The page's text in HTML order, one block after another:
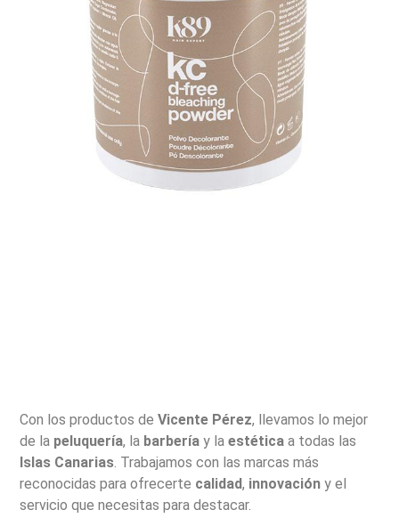
Con los productos deVicente Pérez, llevamos lo mejor
de la peluquería, la barbería y laestética a todas las
Islas Canarias. Trabajamos con las marcas más
reconocidas para ofrecerte calidad, innovación y el
servicio que necesitas para destacar.